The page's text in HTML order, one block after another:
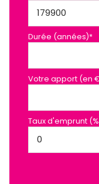
Durée (années)*
Votre apport (en
Taux d'emprunt